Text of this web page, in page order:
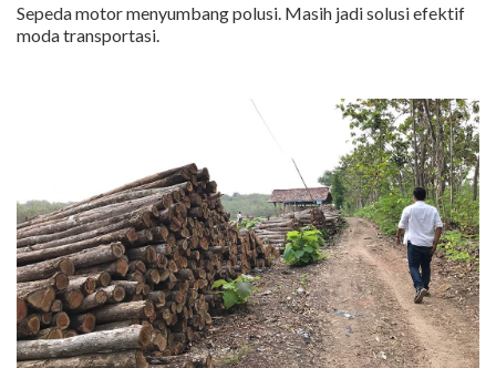
Sepeda motor menyumbang polusi. Masih jadi solusi efektif
moda transportasi.